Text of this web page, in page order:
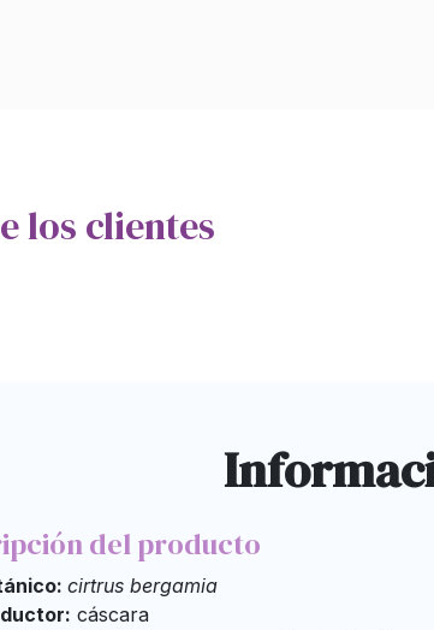
los clientes
del producto
cirtrus bergamia
cáscara